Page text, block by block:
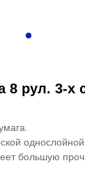
8 рул. 3-х
однослойной
большую